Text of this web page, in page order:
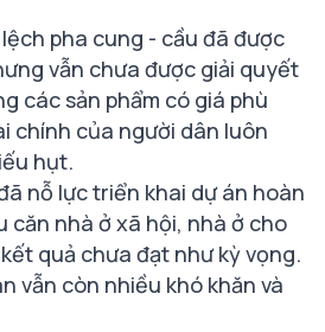
pha cung - cầu đã được
vẫn chưa được giải quyết
các sản phẩm có giá phù
chính của người dân luôn
hụt.
nỗ lực triển khai dự án hoàn
căn nhà ở xã hội, nhà ở cho
quả chưa đạt như kỳ vọng.
vẫn còn nhiều khó khăn và